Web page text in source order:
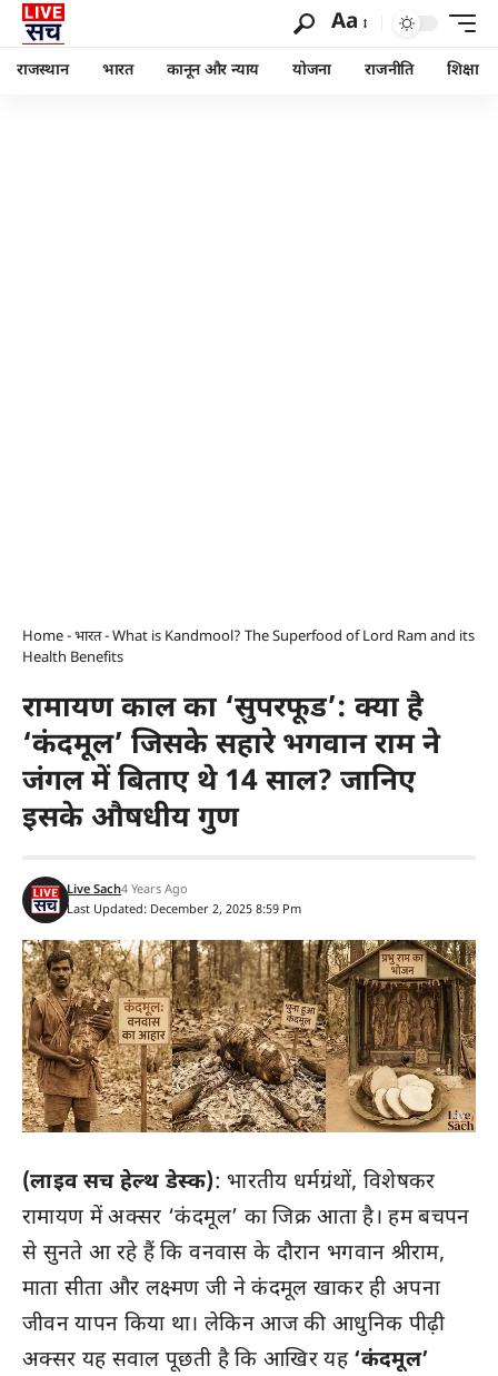
Aa
राजस्थान भारत कानून और न्याय योजना राजनीति शिक्षा
Home-भारत-What is Kandmool? The Superfood of Lord Ram and its
Health Benefits
रामायण काल का ‘सुपरफूड’: क्या है
‘कंदमूल’ जिसके सहारे भगवान राम ने
जंगल में बिताए थे 14 साल? जानिए
इसके औषधीय गुण
Last Updated: December 2, 2025 8:59 Pm
Live Sach4 Years Ago
(लाइव सच हेल्थ डेस्क): भारतीय धर्मग्रंथों, विशेषकर
रामायण में अक्सर ‘कंदमूल’ का जिक्र आता है। हम बचपन
से सुनते आ रहे हैं कि वनवास के दौरान भगवान श्रीराम,
माता सीता और लक्ष्मण जी ने कंदमूल खाकर ही अपना
जीवन यापन किया था। लेकिन आज की आधुनिक पीढ़ी
अक्सर यह सवाल पूछती है कि आखिर यह ‘कंदमूल’